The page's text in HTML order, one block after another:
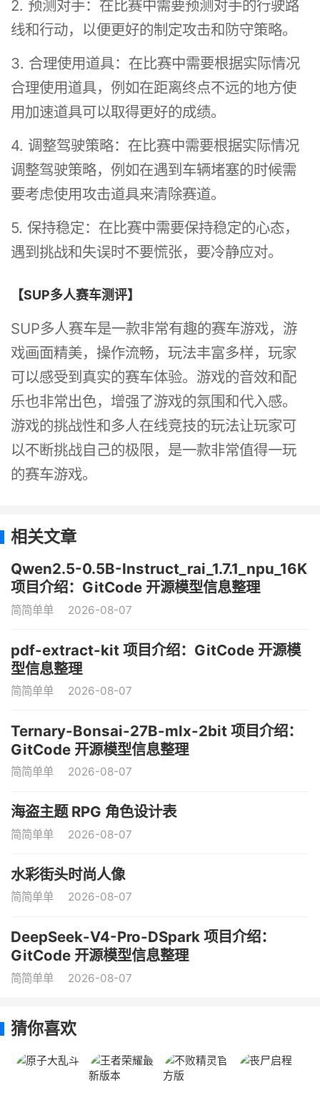
2. 预测对手：在比赛中需要预测对手的行驶路
线和行动，以便更好的制定攻击和防守策略。
3. 合理使用道具：在比赛中需要根据实际情况
合理使用道具，例如在距离终点不远的地方使
用加速道具可以取得更好的成绩。
4. 调整驾驶策略：在比赛中需要根据实际情况
调整驾驶策略，例如在遇到车辆堵塞的时候需
要考虑使用攻击道具来清除赛道。
5. 保持稳定：在比赛中需要保持稳定的心态，
遇到挑战和失误时不要慌张，要冷静应对。
【SUP多人赛车测评】
SUP多人赛车是一款非常有趣的赛车游戏，游
戏画面精美，操作流畅，玩法丰富多样，玩家
可以感受到真实的赛车体验。游戏的音效和配
乐也非常出色，增强了游戏的氛围和代入感。
游戏的挑战性和多人在线竞技的玩法让玩家可
以不断挑战自己的极限，是一款非常值得一玩
的赛车游戏。
相关文章
Qwen2.5-0.5B-Instruct_rai_1.7.1_npu_16K
项目介绍：GitCode 开源模型信息整理
简简单单 2026-08-07
pdf-extract-kit 项目介绍：GitCode 开源模
型信息整理
简简单单 2026-08-07
Ternary-Bonsai-27B-mlx-2bit 项目介绍：
GitCode 开源模型信息整理
简简单单 2026-08-07
海盗主题 RPG 角色设计表
简简单单 2026-08-07
水彩街头时尚人像
简简单单 2026-08-07
DeepSeek-V4-Pro-DSpark 项目介绍：
GitCode 开源模型信息整理
简简单单 2026-08-07
猜你喜欢